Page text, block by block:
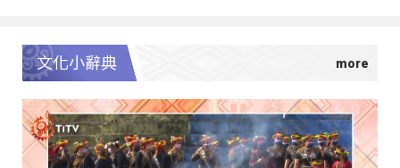
文化小辭典